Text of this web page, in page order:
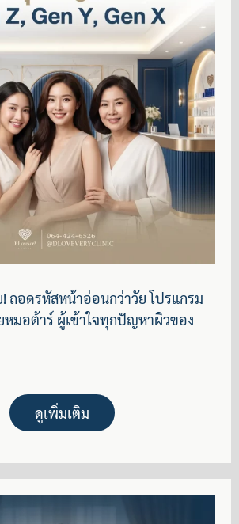
! ถอดรหัสหน้าอ่อนกว่าวัย โปรแกรม
หมอต้าร์ ผู้เข้าใจทุกปัญหาผิวของ
ดูเพิ่มเติม